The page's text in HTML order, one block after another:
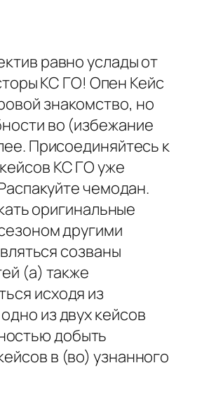
равно услады от
КС ГО! Опен Кейс
знакомство, но
во (избежание
Присоединяйтесь к
КС ГО уже
чемодан.
оригинальные
другими
созваны
(а) также
исходя из
из двух кейсов
добыть
в (во) узнанного